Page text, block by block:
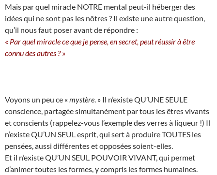
Mais par quel miracle NOTRE mental peut-il héberger des
idées qui ne sont pas les nôtres ? Il existe une autre question,
qu’il nous faut poser avant de répondre :
« Par quel miracle ce que je pense, en secret, peut réussir à être
connu des autres ?»
Voyons un peu ce « mystère . » Il n’existe QU’UNE SEULE
conscience, partagée simultanément par tous les êtres vivants
et conscients (rappelez-vous l’exemple des verres à liqueur !) Il
n’existe QU’UN SEUL esprit, qui sert à produire TOUTES les
pensées, aussi différentes et opposées soient-elles.
Et il n’existe QU’UN SEUL POUVOIR VIVANT, qui permet
d’animer toutes les formes, y compris les formes humaines.